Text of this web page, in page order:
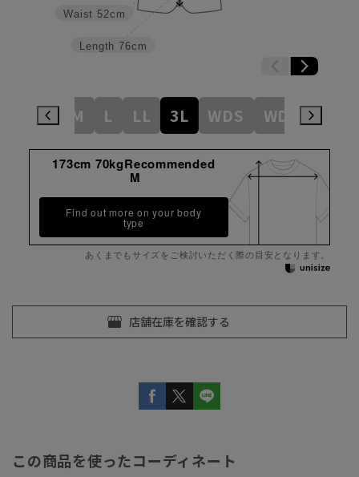
Length 76cm
Waist 52cm
S M L LL 3L WDS WDM
173cm 70kgRecommended
M
Find out more on your body
type
あくまでもサイズをご検討いただく際の目安となります。
この商品を使ったコーディネート